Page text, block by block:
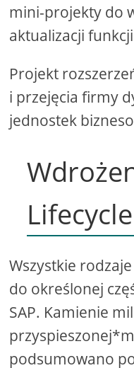
mini-projekty do
aktualizacji
Projekt
i przejęcia firmy
jednostek
Wszystkie
do określonej
SAP. Kamienie
podsumowano